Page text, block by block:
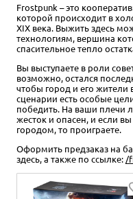
Frostpunk – это
которой происходит в
XIX века. Выжить здесь
технологиям, вершина
спасительное тепло
Вы выступаете в роли
возможно, остался
чтобы город и его
сценарии есть особые
победить. На ваши плечи
жесток и опасен, и если
городом, то проиграете.
Оформить предзаказ на
здесь, а также по ссылке: /